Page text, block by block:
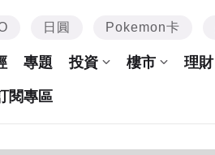
日圓 Pokemon卡
專題 投資 樓市 理財
閱專區